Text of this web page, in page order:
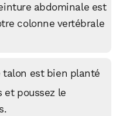
abdominale est
colonne vertébrale
talon est bien planté
et poussez le